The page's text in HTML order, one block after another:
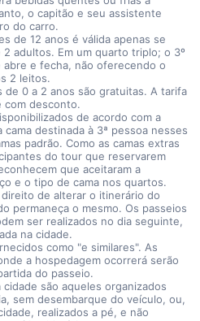
o capitão e seu assistente
do carro.
de 12 anos é válida apenas se
adultos. Em um quarto triplo; o 3º
e fecha, não oferecendo o
2 leitos.
de 0 a 2 anos são gratuitas. A tarifa
com desconto.
de acordo com a
destinada à 3ª pessoa nesses
padrão. Como as camas extras
do tour que reservarem
que aceitaram a
e o tipo de cama nos quartos.
de alterar o itinerário do
permaneça o mesmo. Os passeios
ser realizados no dia seguinte,
na cidade.
como "e similares". As
a hospedagem ocorrerá serão
do passeio.
são aqueles organizados
sem desembarque do veículo, ou,
realizados a pé, e não